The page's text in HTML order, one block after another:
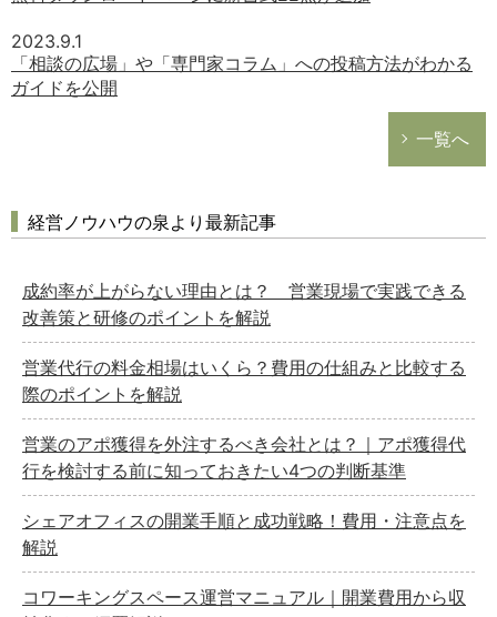
2023.9.1
「相談の広場」や「専門家コラム」への投稿方法がわかる
ガイドを公開
一覧へ
経営ノウハウの泉より最新記事
成約率が上がらない理由とは？ 営業現場で実践できる
改善策と研修のポイントを解説
営業代行の料金相場はいくら？費用の仕組みと比較する
際のポイントを解説
営業のアポ獲得を外注するべき会社とは？｜アポ獲得代
行を検討する前に知っておきたい4つの判断基準
シェアオフィスの開業手順と成功戦略！費用・注意点を
解説
コワーキングスペース運営マニュアル｜開業費用から収